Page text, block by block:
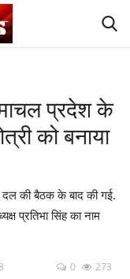
प्रदेश के
को बनाया
दल की बैठक के बाद की गई.
प्रतिभा सिंह का नाम
0 273